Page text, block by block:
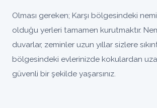
Olması gereken; Karşı bölgesindeki
olduğu yerleri tamamen kurutmaktır.
duvarlar, zeminler uzun yıllar sizlere
bölgesindeki evlerinizde kokulardan
güvenli bir şekilde yaşarsınız.